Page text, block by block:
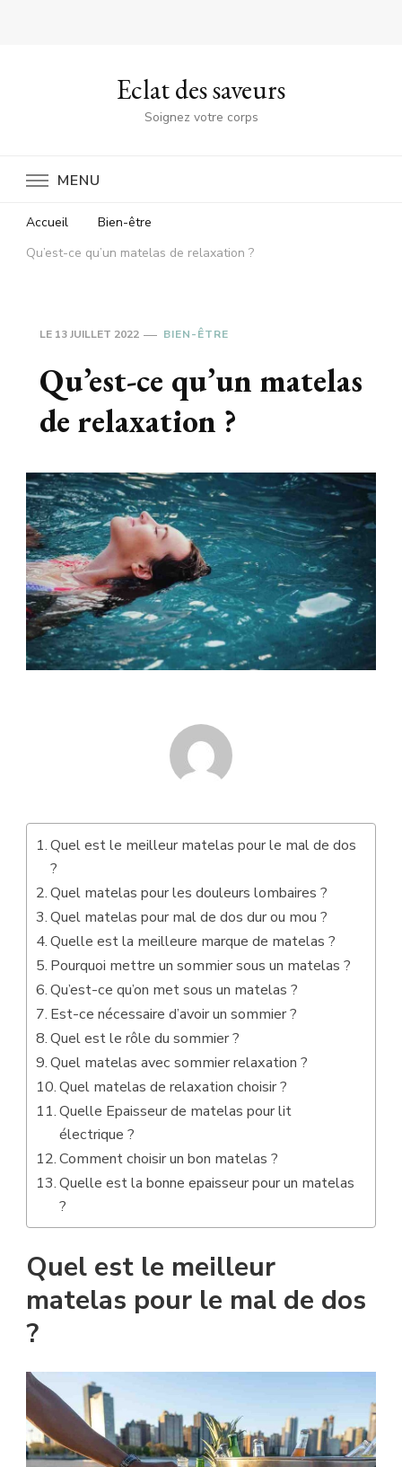
Eclat des saveurs
Soignez votre corps
MENU
Accueil
Bien-être
Qu’est-ce qu’un matelas de relaxation ?
LE 13 JUILLET 2022 BIEN-ÊTRE
Qu’est-ce qu’un matelas
de relaxation ?
Quel est le meilleur matelas pour le mal de dos
?
Quel matelas pour les douleurs lombaires ?
Quel matelas pour mal de dos dur ou mou ?
Quelle est la meilleure marque de matelas ?
Pourquoi mettre un sommier sous un matelas ?
Qu’est-ce qu’on met sous un matelas ?
Est-ce nécessaire d’avoir un sommier ?
Quel est le rôle du sommier ?
Quel matelas avec sommier relaxation ?
Quel matelas de relaxation choisir ?
Quelle Epaisseur de matelas pour lit
électrique ?
Comment choisir un bon matelas ?
Quelle est la bonne epaisseur pour un matelas
?
Quel est le meilleur
matelas pour le mal de dos
?